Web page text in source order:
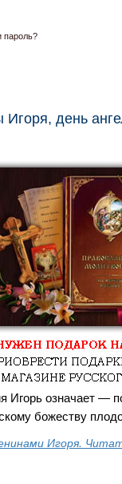
пароль?
день
Игорь означает —
божеству
Игоря.